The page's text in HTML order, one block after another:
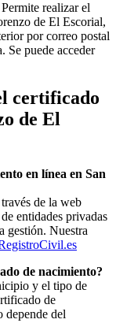
Permite realizar el
de El Escorial,
por correo postal
Se puede acceder
certificado
de El
en línea en San
de la web
entidades privadas
gestión. Nuestra
de nacimiento?
y el tipo de
de
depende del